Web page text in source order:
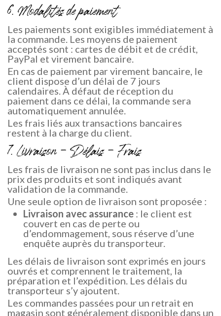
6. Modalités de paiement
Les paiements sont exigibles immédiatement à
la commande. Les moyens de paiement
acceptés sont : cartes de débit et de crédit,
PayPal et virement bancaire.
En cas de paiement par virement bancaire, le
client dispose d’un délai de 7 jours
calendaires. À défaut de réception du
paiement dans ce délai, la commande sera
automatiquement annulée.
Les frais liés aux transactions bancaires
restent à la charge du client.
7. Livraison – Délais – Frais
Les frais de livraison ne sont pas inclus dans le
prix des produits et sont indiqués avant
validation de la commande.
Une seule option de livraison sont proposée :
Livraison avec assurance : le client est
couvert en cas de perte ou
d’endommagement, sous réserve d’une
enquête auprès du transporteur.
Les délais de livraison sont exprimés en jours
ouvrés et comprennent le traitement, la
préparation et l’expédition. Les délais du
transporteur s’y ajoutent.
Les commandes passées pour un retrait en
magasin sont généralement disponible dans un